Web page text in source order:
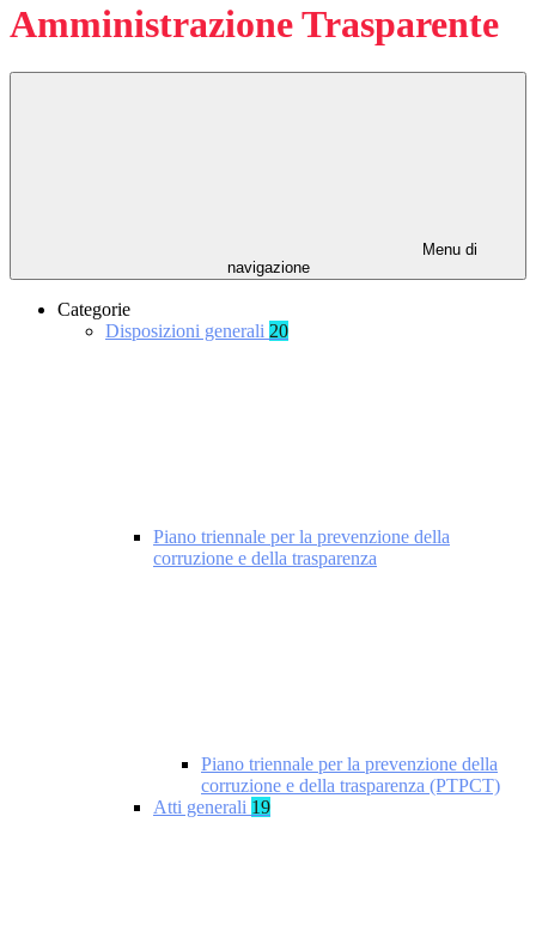
Amministrazione Trasparente
Menu di
navigazione
Categorie
Disposizioni generali 20
Piano triennale per la prevenzione della
corruzione e della trasparenza
Piano triennale per la prevenzione della
corruzione e della trasparenza (PTPCT)
Atti generali 19